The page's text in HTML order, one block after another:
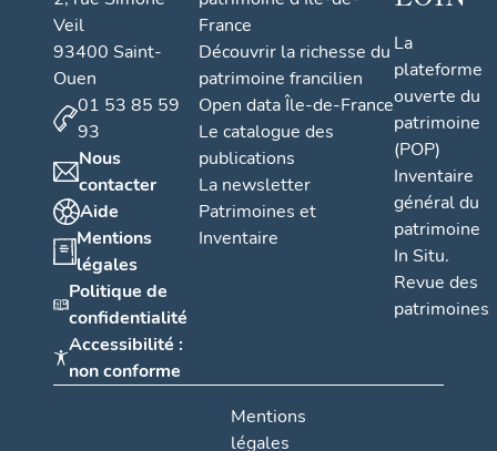
Veil
93400 Saint-
Ouen
01 53 85 59
93
Nous
contacter
Aide
Mentions
légales
Politique de
confidentialité
Accessibilité :
non conforme
France
Découvrir la richesse du
patrimoine francilien
Open data Île-de-France
Le catalogue des
publications
La newsletter
Patrimoines et
Inventaire
La
plateforme
ouverte du
patrimoine
(POP)
Inventaire
général du
patrimoine
In Situ.
Revue des
patrimoines
Mentions
légales